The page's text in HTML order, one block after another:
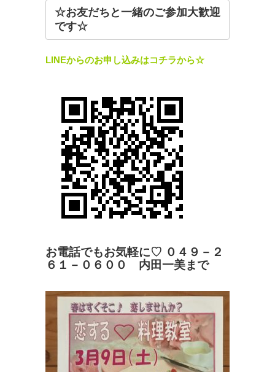
☆お友だちと一緒のご参加大歓迎
です☆
LINEからのお申し込みはコチラから☆
お電話でもお気軽に♡ ０４９－２
６１－０６００ 内田一美まで